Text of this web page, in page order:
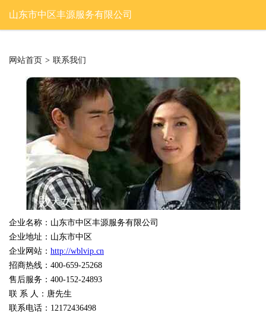
山东市中区丰源服务有限公司
网站首页 > 联系我们
企业名称：山东市中区丰源服务有限公司
企业地址：山东市中区
企业网站： http://wblvip.cn
招商热线：400-659-25268
售后服务：400-152-24893
联 系 人：唐先生
联系电话：12172436498